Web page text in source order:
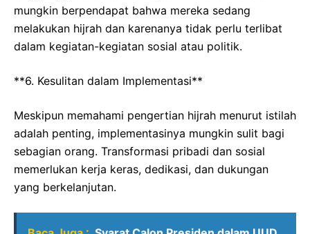
mungkin berpendapat bahwa mereka sedang
melakukan hijrah dan karenanya tidak perlu terlibat
dalam kegiatan-kegiatan sosial atau politik.
**6. Kesulitan dalam Implementasi**
Meskipun memahami pengertian hijrah menurut istilah
adalah penting, implementasinya mungkin sulit bagi
sebagian orang. Transformasi pribadi dan sosial
memerlukan kerja keras, dedikasi, dan dukungan
yang berkelanjutan.